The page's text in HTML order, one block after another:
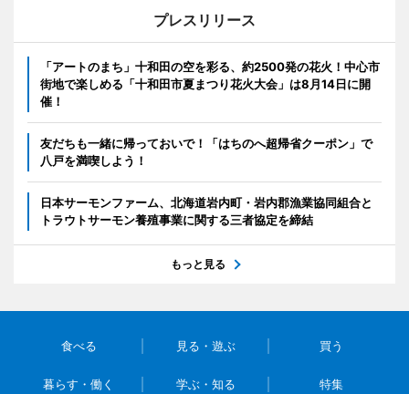
プレスリリース
「アートのまち」十和田の空を彩る、約2500発の花火！中心市
街地で楽しめる「十和田市夏まつり花火大会」は8月14日に開
催！
友だちも一緒に帰っておいで！「はちのへ超帰省クーポン」で
八戸を満喫しよう！
日本サーモンファーム、北海道岩内町・岩内郡漁業協同組合と
トラウトサーモン養殖事業に関する三者協定を締結
もっと見る
食べる 見る・遊ぶ 買う
暮らす・働く 学ぶ・知る 特集